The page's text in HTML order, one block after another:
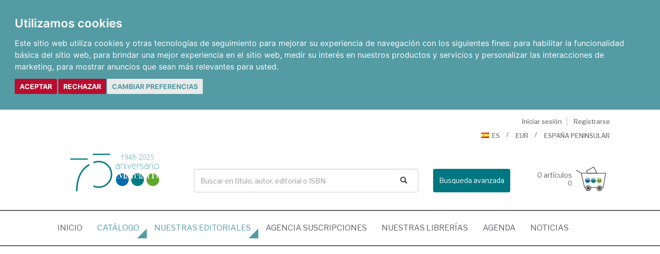
Utilizamos cookies
Este sitio web utiliza cookies y otras tecnologías de seguimiento para mejorar su experiencia de navegación con los siguientes fines: para habilitar la funcionalidad
básica del sitio web, para brindar una mejor experiencia en el sitio web, medir su interés en nuestros productos y servicios y personalizar las interacciones de
marketing, para mostrar anuncios que sean más relevantes para usted.
ACEPTAR RECHAZAR CAMBIAR PREFERENCIAS
Iniciar sesión
Registrarse
ES
EUR ESPAÑA PENINSULAR
Busqueda avanzada
0 artículos
0
INICIO (CURRENT)
CATÁLOGO NUESTRAS EDITORIALES AGENCIA SUSCRIPCIONES NUESTRAS LIBRERÍAS AGENDA NOTICIAS